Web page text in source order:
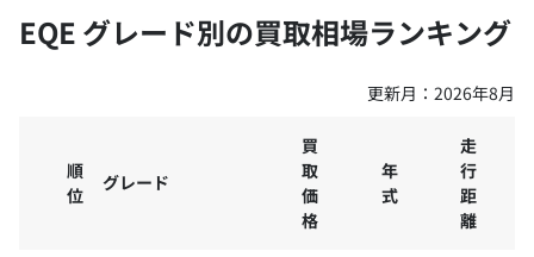
EQE グレード別の買取相場ランキング
更新月： 2026年8月
順
位
グレード
買
取
価
格
年
式
走
行
距
離